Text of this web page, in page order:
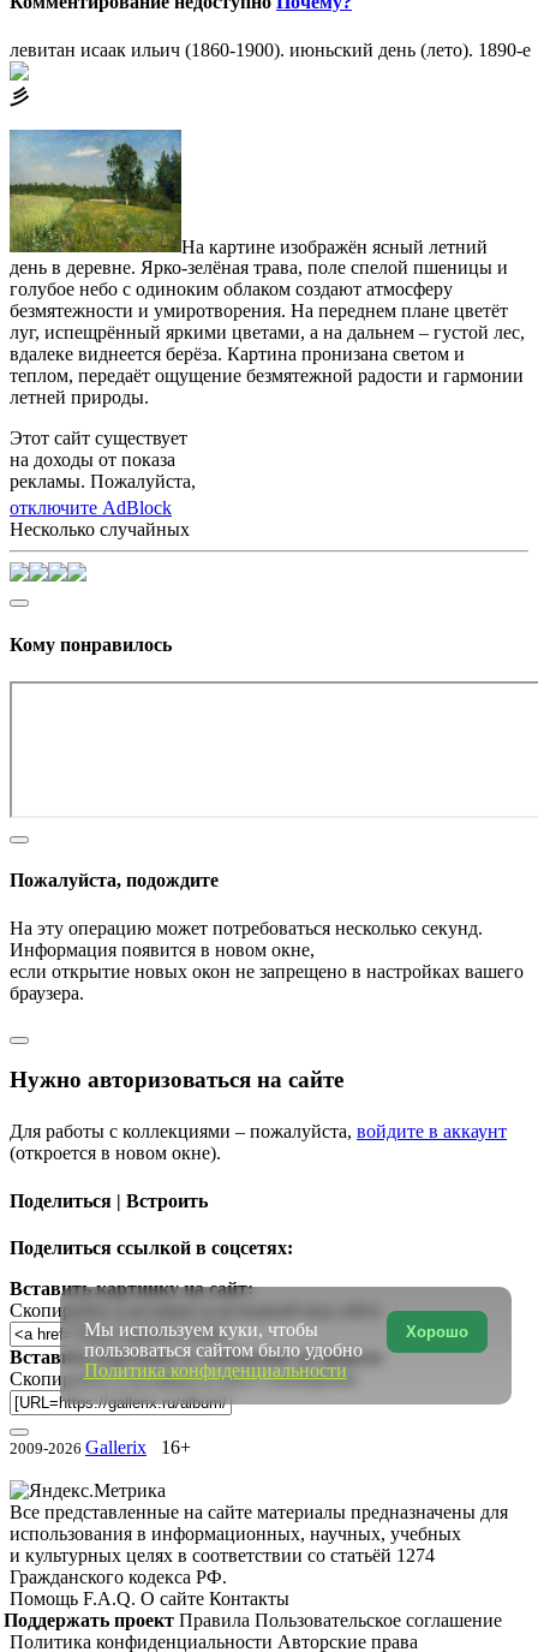
левитан исаак ильич (1860-1900). июньский день (лето). 1890-е
⼺
На картине изображён ясный летний
день в деревне. Ярко-зелёная трава, поле спелой пшеницы и
голубое небо с одиноким облаком создают атмосферу
безмятежности и умиротворения. На переднем плане цветёт
луг, испещрённый яркими цветами, а на дальнем – густой лес,
вдалеке виднеется берёза. Картина пронизана светом и
теплом, передаёт ощущение безмятежной радости и гармонии
летней природы.
Этот сайт существует
на доходы от показа
рекламы. Пожалуйста,
отключите AdBlock
Несколько случайных
Кому понравилось
Пожалуйста, подождите
На эту операцию может потребоваться несколько секунд.
Информация появится в новом окне,
если открытие новых окон не запрещено в настройках вашего
браузера.
Нужно авторизоваться на сайте
Для работы с коллекциями – пожалуйста, войдите в аккаунт
(откроется в новом окне).
Поделиться | Встроить
Поделиться ссылкой в соцсетях:
Вставить картинку на сайт:
Скопируйте и вставьте в исходный код сайта
Вставить картинку в сообщение на форум:
Скопируйте и вставьте в текст сообщения
2009-2026 Gallerix 16+
Все представленные на сайте материалы предназначены для
использования в информационных, научных, учебных
и культурных целях в соответствии со статьёй 1274
Гражданского кодекса РФ.
Помощь F.A.Q. О сайте Контакты
Поддержать проект Правила Пользовательское соглашение
Политика конфиденциальности Авторские права
Хорошо
Мы используем куки, чтобы
пользоваться сайтом было удобно
Политика конфиденциальности